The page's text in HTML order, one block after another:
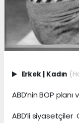
Erkek | Kadın
ABD’nin BOP
ABD’li